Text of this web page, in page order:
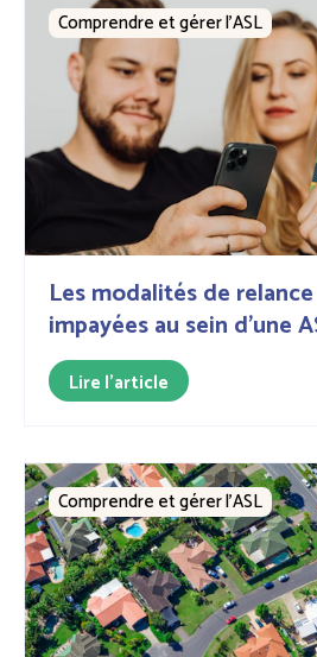
Les modalités de
impayées au sein d’une
Comprendre et gérer l’ASL
Lire l'article
Comprendre et gérer l’ASL